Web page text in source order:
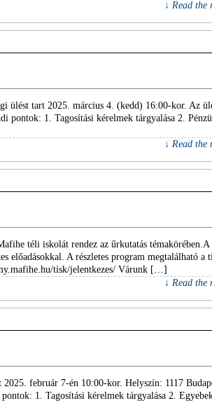
↓ Read
ülést tart 2025. március 4. (kedd) 16:00-kor. Az
pontok: 1. Tagosítási kérelmek tárgyalása 2.
↓ Read
téli iskolát rendez az űrkutatás témakörében.A
előadásokkal. A részletes program megtalálható a
tisk/jelentkezes/ Várunk […]
↓ Read
február 7-én 10:00-kor. Helyszín: 1117
1. Tagosítási kérelmek tárgyalása 2.